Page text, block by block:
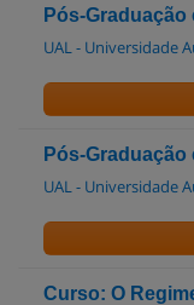
Pós-Graduação
UAL - Universidade
Pós-
UAL - Universidade
Curso: O